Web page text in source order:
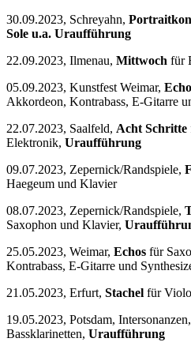
30.09.2023, Schreyahn,
Sole u.a. Uraufführung
22.09.2023, Ilmenau, Mittwoch für
05.09.2023, Kunstfest Weimar,
Akkordeon, Kontrabass, E-Gitarre
22.07.2023, Saalfeld, Acht Schritte
Elektronik, Uraufführung
09.07.2023, Zepernick/Randspiele,
Haegeum und Klavier
08.07.2023, Zepernick/Randspiele,
Saxophon und Klavier,
25.05.2023, Weimar, Echos für
Kontrabass, E-Gitarre und
21.05.2023, Erfurt, Stachel für
19.05.2023, Potsdam, Intersonanzen,
Bassklarinetten, Uraufführung